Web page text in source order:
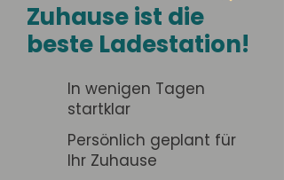
Zuhause ist die
beste Ladestation!
In wenigen Tagen
startklar
Persönlich geplant für
Ihr Zuhause